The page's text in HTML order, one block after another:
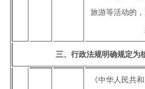
旅游等活动的
三、行政法规明确规定为
《中华人民共